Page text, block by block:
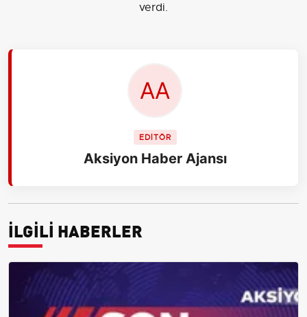
verdi.
EDİTÖR
Aksiyon Haber Ajansı
İLGİLİ HABERLER